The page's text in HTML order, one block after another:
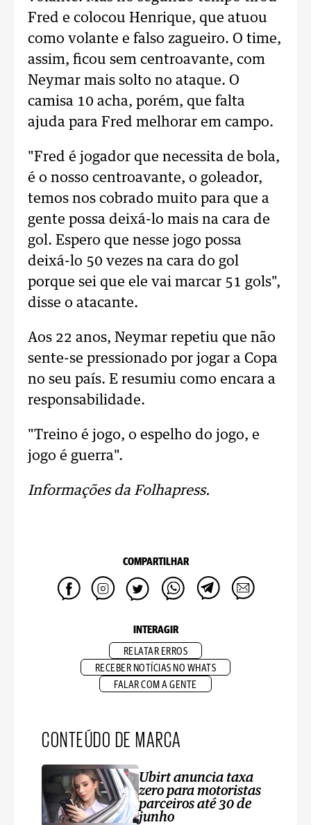
Fred e colocou Henrique, que atuou
como volante e falso zagueiro. O time,
assim, ficou sem centroavante, com
Neymar mais solto no ataque. O
camisa 10 acha, porém, que falta
ajuda para Fred melhorar em campo.
"Fred é jogador que necessita de bola,
é o nosso centroavante, o goleador,
temos nos cobrado muito para que a
gente possa deixá-lo mais na cara de
gol. Espero que nesse jogo possa
deixá-lo 50 vezes na cara do gol
porque sei que ele vai marcar 51 gols",
disse o atacante.
Aos 22 anos, Neymar repetiu que não
sente-se pressionado por jogar a Copa
no seu país. E resumiu como encara a
responsabilidade.
"Treino é jogo, o espelho do jogo, e
jogo é guerra".
Informações da Folhapress.
COMPARTILHAR
INTERAGIR
RELATAR ERROS
RECEBER NOTÍCIAS NO WHATS
FALAR COM A GENTE
CONTEÚDO DE MARCA
Ubirt anuncia taxa
zero para motoristas
parceiros até 30 de
junho